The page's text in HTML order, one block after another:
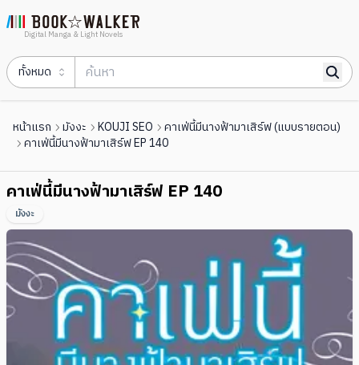
Digital Manga & Light Novels
ทั้งหมด
หน้าแรก มังงะ KOUJI SEO
คาเฟ่นี้มีนางฟ้ามาเสิร์ฟ (แบบรายตอน)
คาเฟ่นี้มีนางฟ้ามาเสิร์ฟ EP 140
คาเฟ่นี้มีนางฟ้ามาเสิร์ฟ EP 140
มังงะ